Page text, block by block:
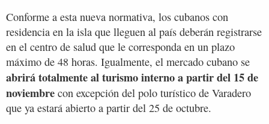
Conforme a esta nueva normativa, los cubanos con
residencia en la isla que lleguen al país deberán registrarse
en el centro de salud que le corresponda en un plazo
máximo de 48 horas. Igualmente, el mercado cubano se
abrirá totalmente al turismo interno a partir del 15 de
noviembre con excepción del polo turístico de Varadero
que ya estará abierto a partir del 25 de octubre.